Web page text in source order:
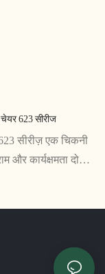
चेयर 623 सीरीज
सीरीज़ एक चिकनी
और कार्यक्षमता दोनों